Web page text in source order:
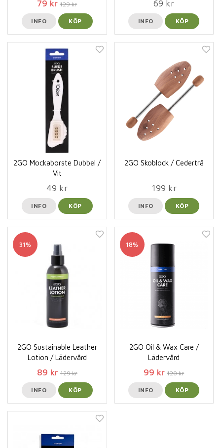
79 kr 129 kr
INFO KÖP
69 kr
INFO KÖP
2GO Mockaborste Dubbel /
Vit
49 kr
INFO KÖP
2GO Skoblock / Cederträ
199 kr
INFO KÖP
31%
2GO Sustainable Leather
Lotion / Lädervård
89 kr 129 kr
INFO KÖP
18%
2GO Oil & Wax Care /
Lädervård
99 kr 120 kr
INFO KÖP